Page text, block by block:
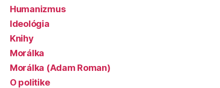
Humanizmus
Ideológia
Knihy
Morálka
Morálka (Adam Roman)
O politike